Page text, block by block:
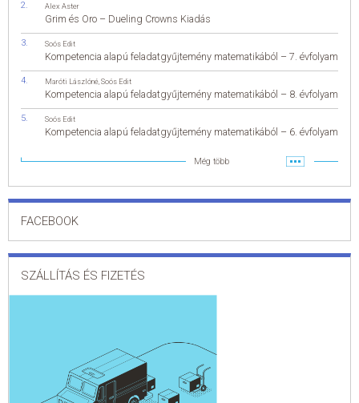
Alex Aster
Grim és Oro – Dueling Crowns Kiadás
Soós Edit
Kompetencia alapú feladatgyűjtemény matematikából – 7. évfolyam
Maróti Lászlóné Soós Edit
Kompetencia alapú feladatgyűjtemény matematikából – 8. évfolyam
Soós Edit
Kompetencia alapú feladatgyűjtemény matematikából – 6. évfolyam
Még több
FACEBOOK
SZÁLLÍTÁS ÉS FIZETÉS